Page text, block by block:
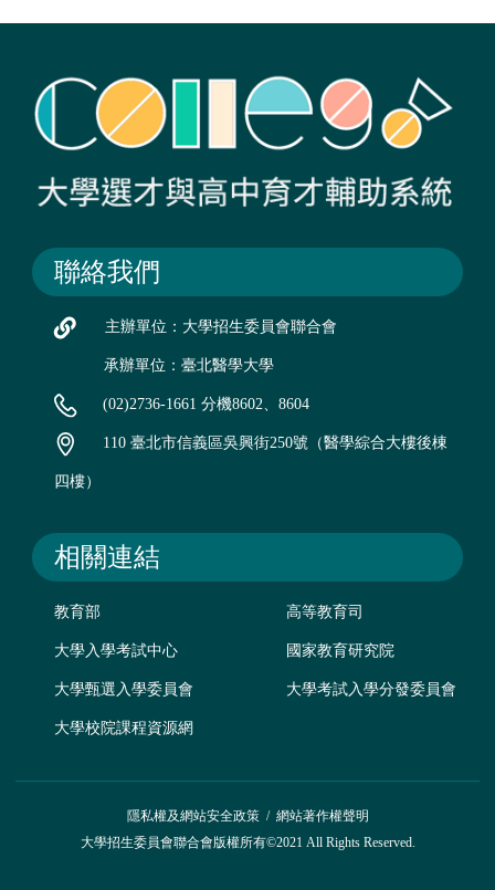
聯絡我們
主辦單位：大學招生委員會聯合會
承辦單位：臺北醫學大學
(02)2736-1661 分機8602、8604
110 臺北市信義區吳興街250號（醫學綜合大樓後棟
四樓）
相關連結
教育部 高等教育司
大學入學考試中心 國家教育研究院
大學甄選入學委員會 大學考試入學分發委員會
大學校院課程資源網
隱私權及網站安全政策/ 網站著作權聲明
大學招生委員會聯合會版權所有©2021 All Rights Reserved.